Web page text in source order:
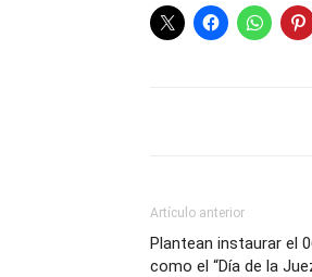
Artículo anterior
Plantean instaurar el
como el “Día de la